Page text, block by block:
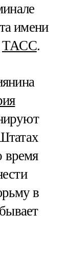
имени
ТАСС.
время
в